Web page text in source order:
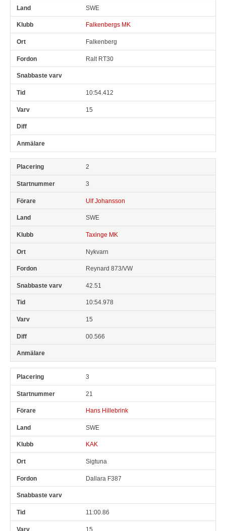
SWE
Falkenbergs MK
Falkenberg
Ralt RT30
10:54.412
15
2
3
Ulf Johansson
SWE
Taxinge MK
Nykvarn
Reynard 873/VW
42.51
10:54.978
15
00.566
3
21
Hans Hillebrink
SWE
KAK
Sigtuna
Dallara F387
11:00.86
15